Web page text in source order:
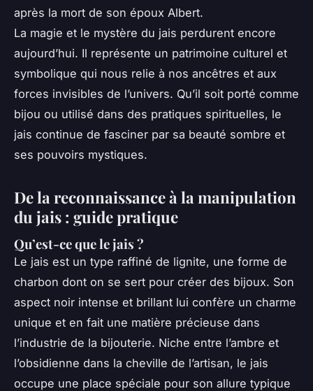
après la mort de son époux Albert.
La magie et le mystère du jais perdurent encore
aujourd’hui. Il représente un patrimoine culturel et
symbolique qui nous relie à nos ancêtres et aux
forces invisibles de l’univers. Qu’il soit porté comme
bijou ou utilisé dans des pratiques spirituelles, le
jais continue de fasciner par sa beauté sombre et
ses pouvoirs mystiques.
De la reconnaissance à la manipulation
du jais : guide pratique
Qu’est-ce que le jais ?
Le jais est un type raffiné de lignite, une forme de
charbon dont on se sert pour créer des bijoux. Son
aspect noir intense et brillant lui confère un charme
unique et en fait une matière précieuse dans
l’industrie de la bijouterie. Niche entre l’ambre et
l’obsidienne dans la cheville de l’artisan, le jais
occupe une place spéciale pour son allure typique